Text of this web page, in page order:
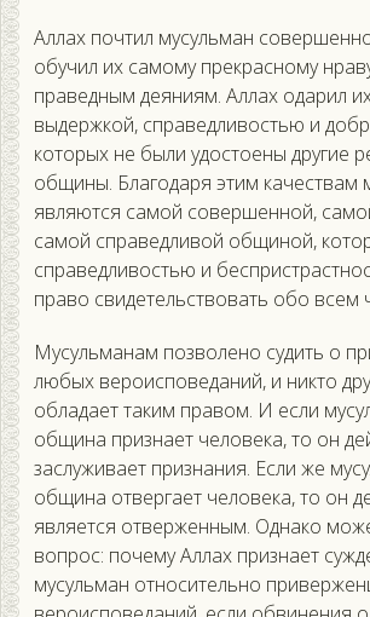
Аллах почтил мусульман
обучил их самому прекрасному
праведным деяниям. Аллах одарил
выдержкой, справедливостью и
которых не были удостоены другие
общины. Благодаря этим качествам
являются самой совершенной,
самой справедливой общиной,
справедливостью и
право свидетельствовать обо всем
Мусульманам позволено судить о
любых вероисповеданий, и никто
обладает таким правом. И если
община признает человека, то он
заслуживает признания. Если же
община отвергает человека, то он
является отверженным. Однако
вопрос: почему Аллах признает
мусульман относительно